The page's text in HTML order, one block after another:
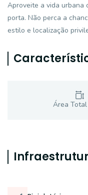
Aproveite a vida urbana
porta. Não perca a
estilo e localização
Área Total